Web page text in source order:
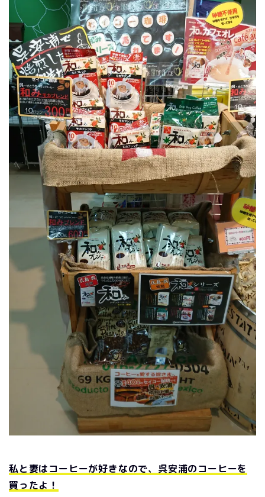
私と妻はコーヒーが好きなので、呉安浦のコーヒーを
買ったよ！